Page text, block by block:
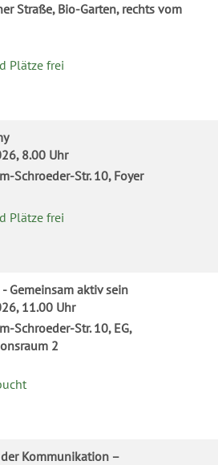
Straße, Bio-Garten, rechts vom
Plätze frei
8.00 Uhr
Schroeder-Str. 10, Foyer
Plätze frei
Gemeinsam aktiv sein
11.00 Uhr
Schroeder-Str. 10, EG,
2
Kommunikation –